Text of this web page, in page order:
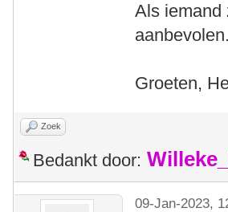
Als iemand
aanbevolen.
Groeten,
Zoek
Bedankt door:
09-Jan-2023,